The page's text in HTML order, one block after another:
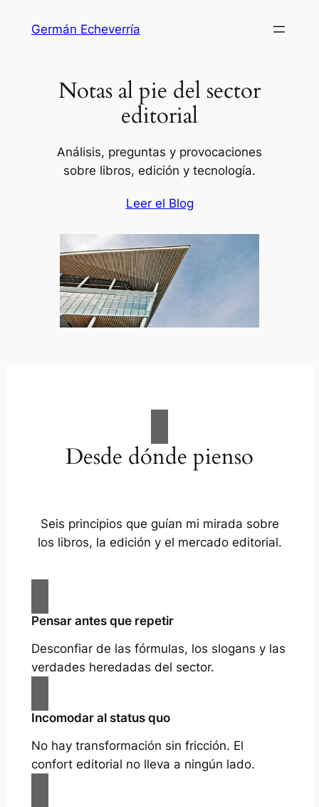
Germán Echeverría
Notas al pie del sector
editorial
Análisis, preguntas y provocaciones
sobre libros, edición y tecnología.
Leer el Blog
Desde dónde pienso
Seis principios que guían mi mirada sobre
los libros, la edición y el mercado editorial.
Pensar antes que repetir
Desconfiar de las fórmulas, los slogans y las
verdades heredadas del sector.
Incomodar al status quo
No hay transformación sin fricción. El
confort editorial no lleva a ningún lado.